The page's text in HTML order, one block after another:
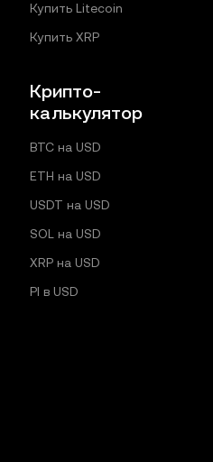
Купить Litecoin
Купить XRP
Крипто-
калькулятор
BTC на USD
ETH на USD
USDT на USD
SOL на USD
XRP на USD
PI в USD